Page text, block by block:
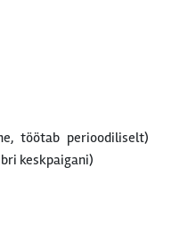
töötab perioodiliselt)
keskpaigani)